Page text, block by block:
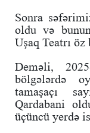
Sonra
oldu və
Uşaq Teatrı
Deməli,
bölgələrdə
tamaşaçı
Qardabani
üçüncü yerdə